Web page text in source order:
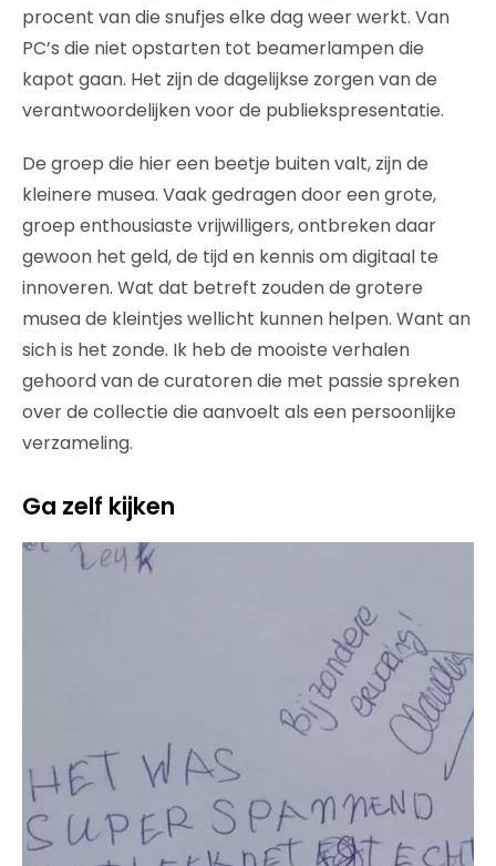
procent van die snufjes elke dag weer werkt. Van
PC’s die niet opstarten tot beamerlampen die
kapot gaan. Het zijn de dagelijkse zorgen van de
verantwoordelijken voor de publiekspresentatie.
De groep die hier een beetje buiten valt, zijn de
kleinere musea. Vaak gedragen door een grote,
groep enthousiaste vrijwilligers, ontbreken daar
gewoon het geld, de tijd en kennis om digitaal te
innoveren. Wat dat betreft zouden de grotere
musea de kleintjes wellicht kunnen helpen. Want an
sich is het zonde. Ik heb de mooiste verhalen
gehoord van de curatoren die met passie spreken
over de collectie die aanvoelt als een persoonlijke
verzameling.
Ga zelf kijken